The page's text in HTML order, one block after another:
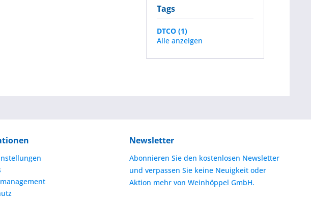
Tags
DTCO (1)
Alle anzeigen
Newsletter
Abonnieren Sie den kostenlosen Newsletter
und verpassen Sie keine Neuigkeit oder
Aktion mehr von Weinhöppel GmbH.